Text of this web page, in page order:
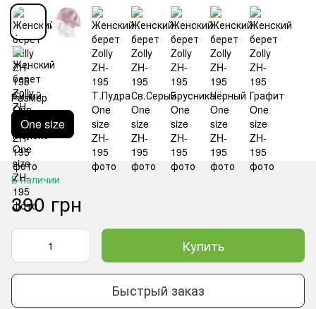
Размер
One size
В наличии
390 грн
Купить
Быстрый заказ